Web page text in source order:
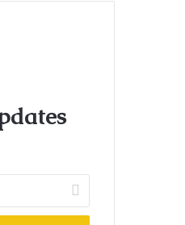
بريدك
الإلكتروني